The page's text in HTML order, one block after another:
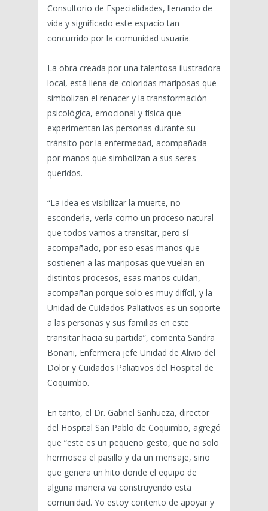
Consultorio de Especialidades, llenando de
vida y significado este espacio tan
concurrido por la comunidad usuaria.
La obra creada por una talentosa ilustradora
local, está llena de coloridas mariposas que
simbolizan el renacer y la transformación
psicológica, emocional y física que
experimentan las personas durante su
tránsito por la enfermedad, acompañada
por manos que simbolizan a sus seres
queridos.
“La idea es visibilizar la muerte, no
esconderla, verla como un proceso natural
que todos vamos a transitar, pero sí
acompañado, por eso esas manos que
sostienen a las mariposas que vuelan en
distintos procesos, esas manos cuidan,
acompañan porque solo es muy difícil, y la
Unidad de Cuidados Paliativos es un soporte
a las personas y sus familias en este
transitar hacia su partida”, comenta Sandra
Bonani, Enfermera jefe Unidad de Alivio del
Dolor y Cuidados Paliativos del Hospital de
Coquimbo.
En tanto, el Dr. Gabriel Sanhueza, director
del Hospital San Pablo de Coquimbo, agregó
que “este es un pequeño gesto, que no solo
hermosea el pasillo y da un mensaje, sino
que genera un hito donde el equipo de
alguna manera va construyendo esta
comunidad. Yo estoy contento de apoyar y